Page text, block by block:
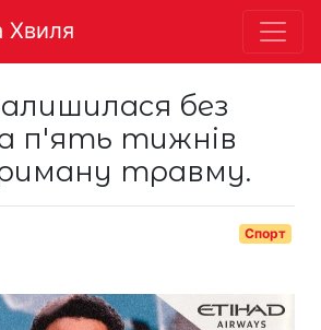
Хвиля
без
п'ять тижнів
травму.
Спорт